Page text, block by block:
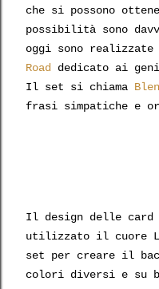
che si possono
possibilità sono
oggi sono
Road
dedicato ai
Il set si chiama
frasi simpatiche e
Il design delle card
utilizzato il cuore
set per creare il
colori diversi e su